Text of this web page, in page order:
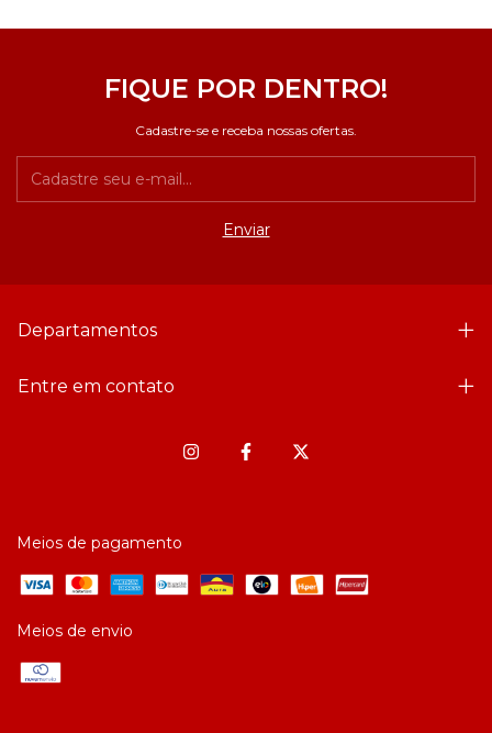
FIQUE POR DENTRO!
Cadastre-se e receba nossas ofertas.
Departamentos
Entre em contato
Meios de pagamento
Meios de envio